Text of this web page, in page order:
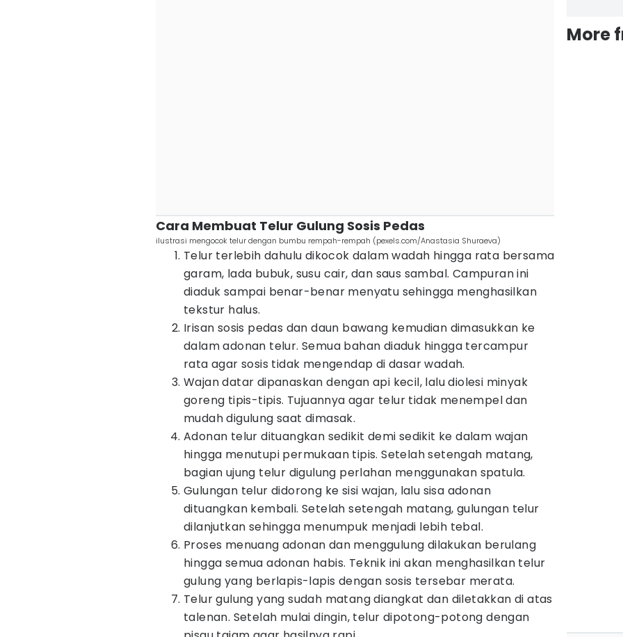
Cara Membuat Telur Gulung Sosis Pedas
ilustrasi mengocok telur dengan bumbu rempah-rempah (pexels.com/Anastasia Shuraeva)
Telur terlebih dahulu dikocok dalam wadah hingga rata bersama
garam, lada bubuk, susu cair, dan saus sambal. Campuran ini
diaduk sampai benar-benar menyatu sehingga menghasilkan
tekstur halus.
Irisan sosis pedas dan daun bawang kemudian dimasukkan ke
dalam adonan telur. Semua bahan diaduk hingga tercampur
rata agar sosis tidak mengendap di dasar wadah.
Wajan datar dipanaskan dengan api kecil, lalu diolesi minyak
goreng tipis-tipis. Tujuannya agar telur tidak menempel dan
mudah digulung saat dimasak.
Adonan telur dituangkan sedikit demi sedikit ke dalam wajan
hingga menutupi permukaan tipis. Setelah setengah matang,
bagian ujung telur digulung perlahan menggunakan spatula.
Gulungan telur didorong ke sisi wajan, lalu sisa adonan
dituangkan kembali. Setelah setengah matang, gulungan telur
dilanjutkan sehingga menumpuk menjadi lebih tebal.
Proses menuang adonan dan menggulung dilakukan berulang
hingga semua adonan habis. Teknik ini akan menghasilkan telur
gulung yang berlapis-lapis dengan sosis tersebar merata.
Telur gulung yang sudah matang diangkat dan diletakkan di atas
talenan. Setelah mulai dingin, telur dipotong-potong dengan
More